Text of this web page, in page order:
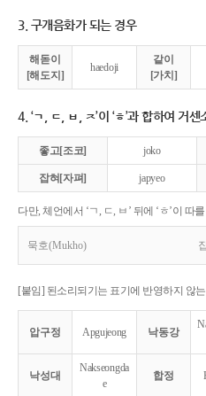
3. 구개음화가 되는 경우
해돋이
[해도지]
haedoji
같이
[가치]
4. ‘ㄱ, ㄷ, ㅂ, ㅈ’이 ‘ㅎ’과 합하여 거
좋고[조코] joko
잡혀[자펴] japyeo
다만, 체언에서 ‘ㄱ, ㄷ, ㅂ’ 뒤에 ‘ㅎ’이 따
묵호(Mukho)
[붙임] 된소리되기는 표기에 반영하지 않
압구정 Apgujeong 낙동강
낙성대
Nakseongda
e
합정